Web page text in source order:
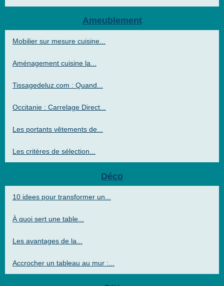
Ameublement
Mobilier sur mesure cuisine...
Aménagement cuisine la...
Tissagedeluz.com : Quand...
Occitanie : Carrelage Direct...
Les portants vêtements de...
Les critères de sélection...
Déco
10 idees pour transformer un...
À quoi sert une table...
Les avantages de la...
Accrocher un tableau au mur :...